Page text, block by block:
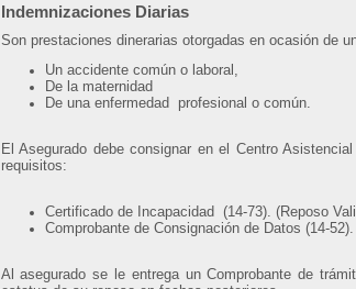
Indemnizaciones Diarias
Son prestaciones dinerarias otorgadas en ocasión de
Un accidente común o laboral,
De la maternidad
De una enfermedad profesional o común.
El Asegurado debe consignar en el Centro
requisitos:
Certificado de Incapacidad (14-73). (Reposo
Comprobante de Consignación de Datos (14-
Al asegurado se le entrega un Comprobante de